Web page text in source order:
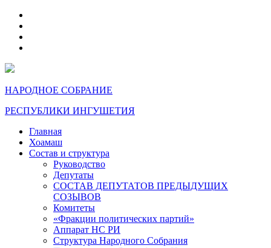
НАРОДНОЕ СОБРАНИЕ
РЕСПУБЛИКИ ИНГУШЕТИЯ
Главная
Хоамаш
Состав и структура
Руководство
Депутаты
СОСТАВ ДЕПУТАТОВ ПРЕДЫДУЩИХ
СОЗЫВОВ
Комитеты
«Фракции политических партий»
Аппарат НС РИ
Структура Народного Собрания